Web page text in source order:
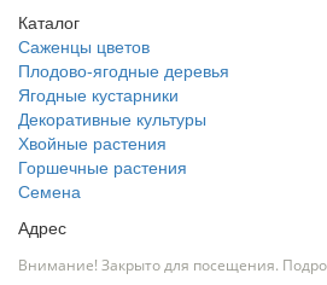
Каталог
Саженцы цветов
Плодово-ягодные деревья
Ягодные кустарники
Декоративные культуры
Хвойные растения
Горшечные растения
Семена
Адрес
Внимание! Закрыто для посещения.